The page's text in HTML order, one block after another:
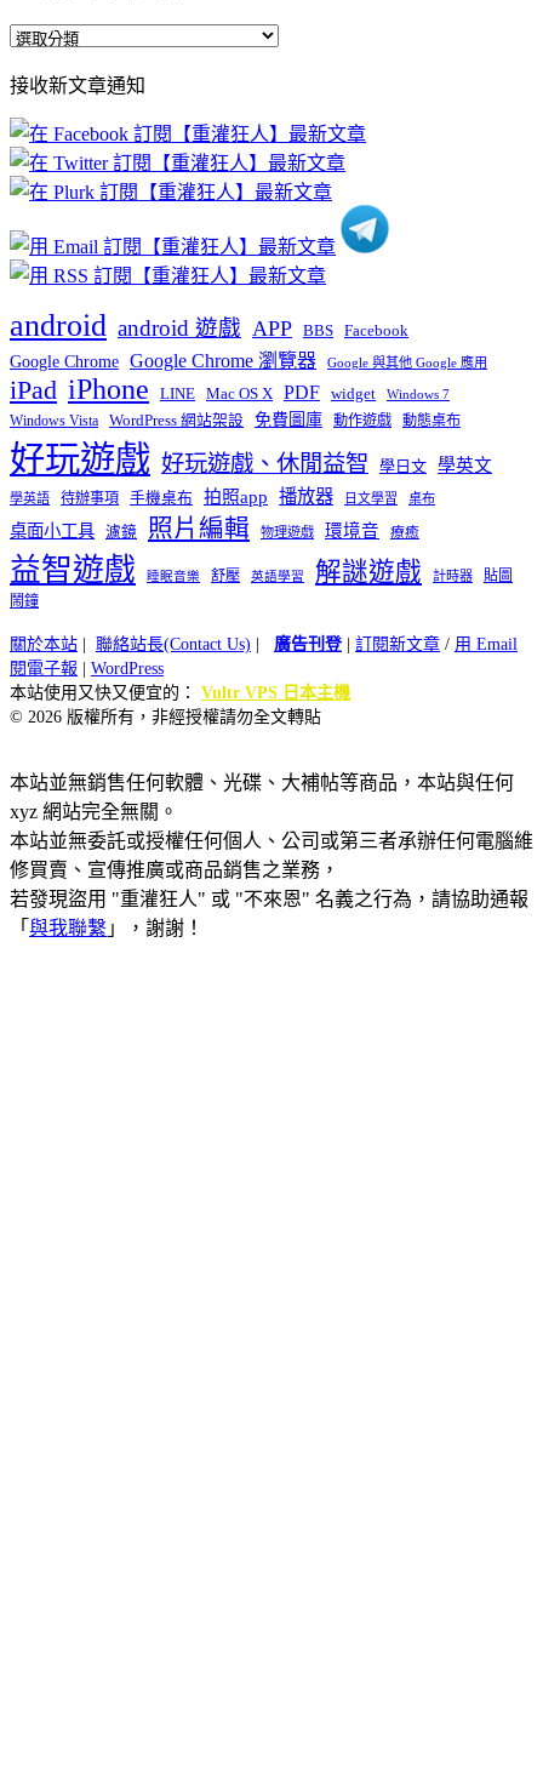
全
文
章
分
類
接收新文章通知
android android 遊戲 APP BBS Facebook
Google Chrome Google Chrome 瀏覽器 Google 與其他 Google 應用
iPad iPhone LINE Mac OS X PDF widget Windows 7
Windows Vista WordPress 網站架設 免費圖庫 動作遊戲 動態桌布
好玩遊戲 好玩遊戲、休閒益智 學日文 學英文
學英語 待辦事項 手機桌布 拍照app 播放器 日文學習 桌布
桌面小工具 濾鏡 照片編輯 物理遊戲 環境音 療癒
益智遊戲 睡眠音樂 舒壓 英語學習 解謎遊戲 計時器
貼圖
鬧鐘
關於本站 聯絡站長(Contact Us) 廣告刊登| 訂閱新文章 / 用 Email
閱電子報
WordPress
本站使用又快又便宜的： Vultr VPS 日本主機
© 2026 版權所有，非經授權請勿全文轉貼
本站並無銷售任何軟體、光碟、大補帖等商品，本站與任何
xyz 網站完全無關。
本站並無委託或授權任何個人、公司或第三者承辦任何電腦維
修買賣、宣傳推廣或商品銷售之業務，
若發現盜用 "重灌狂人" 或 "不來恩" 名義之行為，請協助通報
「 與我聯繫 」，謝謝！